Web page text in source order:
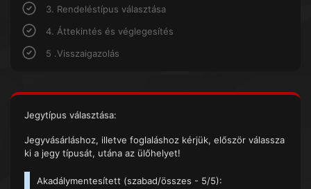
3. Rendeléstípus választása
4. Áttekintés és véglegesítés
5 .Visszaigazolás
Jegytípus választása:
Jegyvásárláshoz, illetve foglaláshoz kérjük, először válassza
ki a jegy típusát, utána az ülőhelyet!
Akadálymentesített (szabad/összes - 5/5):